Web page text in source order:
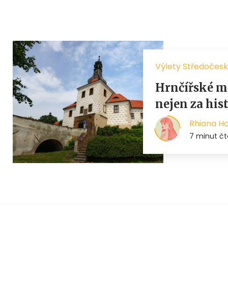
Výlety
Hrnčířské
nejen za
Rhiana
7 minut